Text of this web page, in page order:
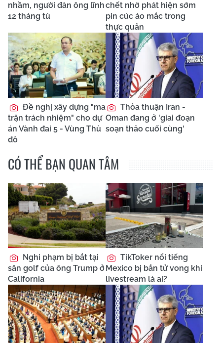
nhầm, người đàn ông lĩnh
12 tháng tù
chết nhờ phát hiện sớm
pin cúc áo mắc trong
thực quản
Đề nghị xây dựng "ma
trận trách nhiệm" cho dự
án Vành đai 5 - Vùng Thủ
đô
Thỏa thuận Iran -
Oman đang ở 'giai đoạn
soạn thảo cuối cùng'
CÓ THỂ BẠN QUAN TÂM
Nghi phạm bị bắt tại
sân golf của ông Trump ở
California
TikToker nổi tiếng
Mexico bị bắn tử vong khi
livestream là ai?